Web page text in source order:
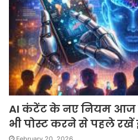
AI कंटेंट के नए नियम आज
भी पोस्ट करने से पहले रखें